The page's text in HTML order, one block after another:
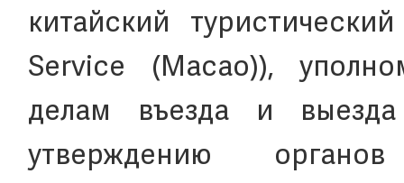
китайский
Service (Macao)),
делам въезда и
утверждению